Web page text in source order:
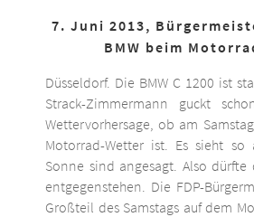
7. Juni 2013,
BMW beim
Düsseldorf. Die BMW C 1200 ist
Strack-Zimmermann guckt
Wettervorhersage, ob am
Motorrad-Wetter ist. Es sieht so
Sonne sind angesagt. Also dürfte
entgegenstehen. Die FDP-
Großteil des Samstags auf dem